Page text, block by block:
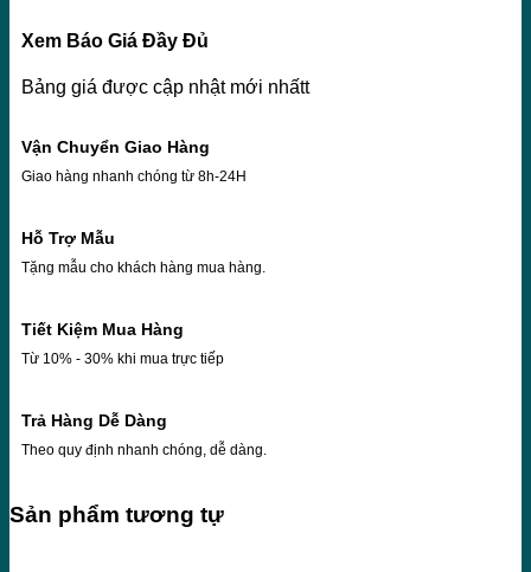
Xem Báo Giá Đầy Đủ
Bảng giá được cập nhật mới nhấtt
Vận Chuyển Giao Hàng
Giao hàng nhanh chóng từ 8h-24H
Hỗ Trợ Mẫu
Tặng mẫu cho khách hàng mua hàng.
Tiết Kiệm Mua Hàng
Từ 10% - 30% khi mua trực tiếp
Trả Hàng Dễ Dàng
Theo quy định nhanh chóng, dễ dàng.
Sản phẩm tương tự